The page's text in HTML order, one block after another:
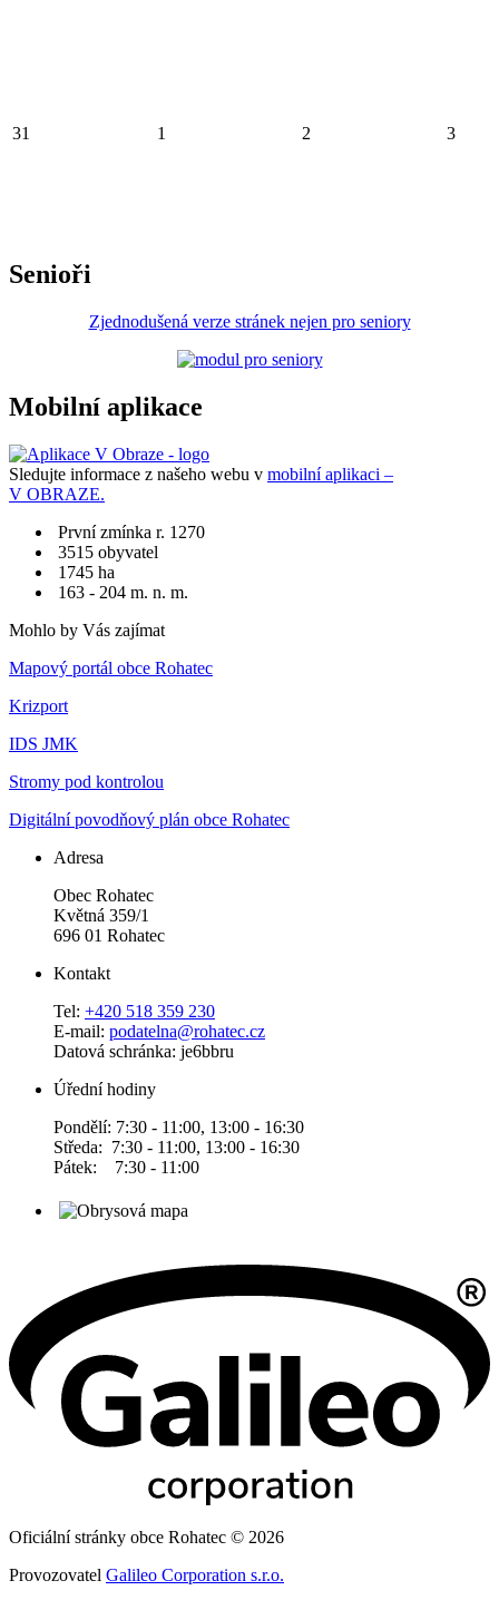
31 1 2 3
Senioři
Zjednodušená verze stránek nejen pro seniory
Mobilní aplikace
Sledujte informace z našeho webu v mobilní aplikaci –
V OBRAZE.
První zmínka r. 1270
3515 obyvatel
1745 ha
163 - 204 m. n. m.
Mohlo by Vás zajímat
Mapový portál obce Rohatec
Krizport
IDS JMK
Stromy pod kontrolou
Digitální povodňový plán obce Rohatec
Adresa
Obec Rohatec
Květná 359/1
696 01 Rohatec
Kontakt
Tel: +420 518 359 230
E-mail: podatelna@rohatec.cz
Datová schránka: je6bbru
Úřední hodiny
Pondělí: 7:30 - 11:00, 13:00 - 16:30
Středa: 7:30 - 11:00, 13:00 - 16:30
Pátek: 7:30 - 11:00
Oficiální stránky obce Rohatec © 2026
Provozovatel Galileo Corporation s.r.o.